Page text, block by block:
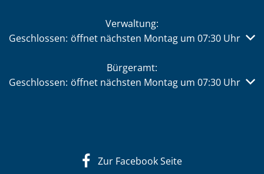
Verwaltung:
Klicken, um weitere Öffnungs- oder Schließzeiten
Geschlossen: öffnet nächsten Montag um 07:30 Uhr
Bürgeramt:
Klicken, um weitere Öffnungs- oder Schließzeiten
Geschlossen: öffnet nächsten Montag um 07:30 Uhr
Zur Facebook Seite